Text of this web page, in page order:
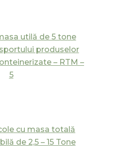
utilă de 5 tone
produselor
– RTM –
5
cu masa totală
de 2,5 – 15 Tone